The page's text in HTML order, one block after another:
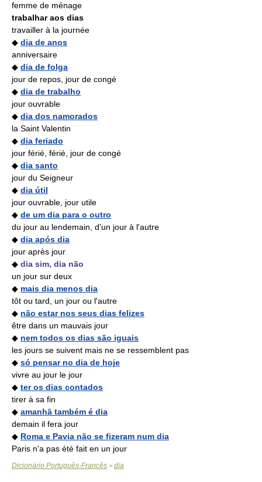
femme de ménage
trabalhar aos dias
travailler à la journée
◆ dia de anos
anniversaire
◆ dia de folga
jour de repos, jour de congé
◆ dia de trabalho
jour ouvrable
◆ dia dos namorados
la Saint Valentin
◆ dia feriado
jour férié, férié, jour de congé
◆ dia santo
jour du Seigneur
◆ dia útil
jour ouvrable, jour utile
◆ de um dia para o outro
du jour au lendemain, d'un jour à l'autre
◆ dia após dia
jour après jour
◆ dia sim, dia não
un jour sur deux
◆ mais dia menos dia
tôt ou tard, un jour ou l'autre
◆ não estar nos seus dias felizes
être dans un mauvais jour
◆ nem todos os dias são iguais
les jours se suivent mais ne se ressemblent pas
◆ só pensar no dia de hoje
vivre au jour le jour
◆ ter os dias contados
tirer à sa fin
◆ amanhã também é dia
demain il fera jour
◆ Roma e Pavia não se fizeram num dia
Paris n'a pas été fait en un jour
Dicionário Português-Francês > dia